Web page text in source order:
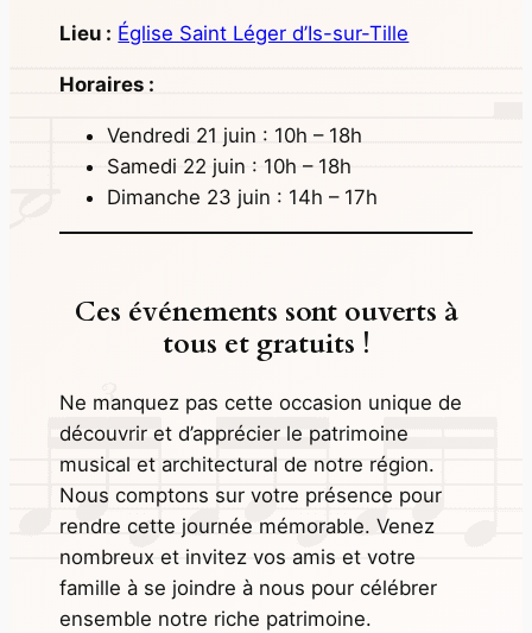
Lieu : Église Saint Léger d’Is-sur-Tille
Horaires :
Vendredi 21 juin : 10h – 18h
Samedi 22 juin : 10h – 18h
Dimanche 23 juin : 14h – 17h
Ces événements sont ouverts à
tous et gratuits !
Ne manquez pas cette occasion unique de
découvrir et d’apprécier le patrimoine
musical et architectural de notre région.
Nous comptons sur votre présence pour
rendre cette journée mémorable. Venez
nombreux et invitez vos amis et votre
famille à se joindre à nous pour célébrer
ensemble notre riche patrimoine.